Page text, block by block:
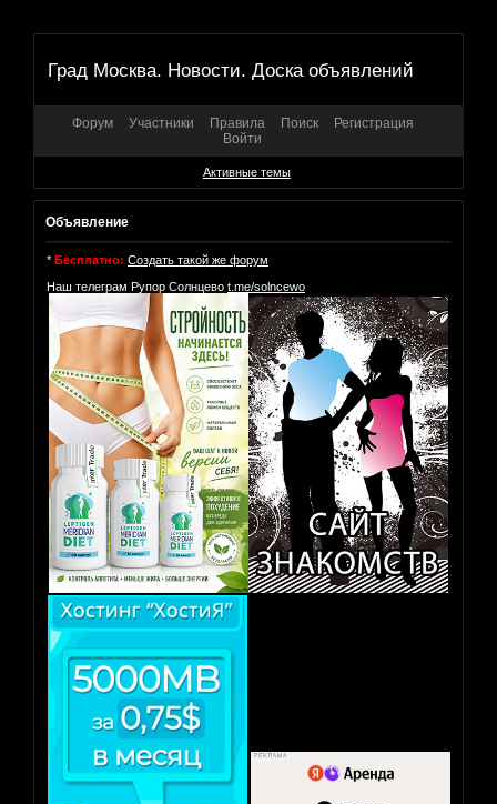
Град Москва. Новости. Доска объявлений
Форум Участники Правила Поиск
Регистрация
Войти
Активные темы
Объявление
* Бесплатно: Создать такой же форум
Наш телеграм Рупор Солнцево t.me/solncewo